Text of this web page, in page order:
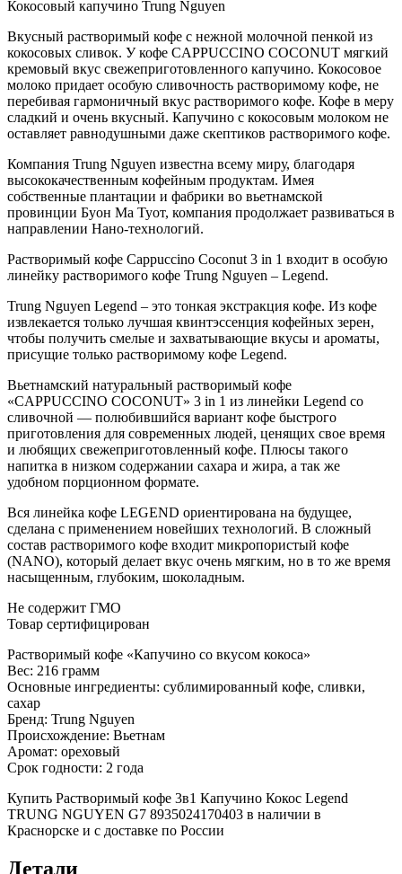
Кокосовый капучино Trung Nguyen
Вкусный растворимый кофе с нежной молочной пенкой из
кокосовых сливок. У кофе CAPPUCCINO COCONUT мягкий
кремовый вкус свежеприготовленного капучино. Кокосовое
молоко придает особую сливочность растворимому кофе, не
перебивая гармоничный вкус растворимого кофе. Кофе в меру
сладкий и очень вкусный. Капучино с кокосовым молоком не
оставляет равнодушными даже скептиков растворимого кофе.
Компания Trung Nguyen известна всему миру, благодаря
высококачественным кофейным продуктам. Имея
собственные плантации и фабрики во вьетнамской
провинции Буон Ма Туот, компания продолжает развиваться в
направлении Нано-технологий.
Растворимый кофе Cappuccino Coconut 3 in 1 входит в особую
линейку растворимого кофе Trung Nguyen – Legend.
Trung Nguyen Legend – это тонкая экстракция кофе. Из кофе
извлекается только лучшая квинтэссенция кофейных зерен,
чтобы получить смелые и захватывающие вкусы и ароматы,
присущие только растворимому кофе Legend.
Вьетнамский натуральный растворимый кофе
«CAPPUCCINO COCONUT» 3 in 1 из линейки Legend со
сливочной — полюбившийся вариант кофе быстрого
приготовления для современных людей, ценящих свое время
и любящих свежеприготовленный кофе. Плюсы такого
напитка в низком содержании сахара и жира, а так же
удобном порционном формате.
Вся линейка кофе LEGEND ориентирована на будущее,
сделана с применением новейших технологий. В сложный
состав растворимого кофе входит микропористый кофе
(NANO), который делает вкус очень мягким, но в то же время
насыщенным, глубоким, шоколадным.
Не содержит ГМО
Товар сертифицирован
Растворимый кофе «Капучино со вкусом кокоса»
Вес: 216 грамм
Основные ингредиенты: сублимированный кофе, сливки,
сахар
Бренд: Trung Nguyen
Происхождение: Вьетнам
Аромат: ореховый
Срок годности: 2 года
Купить Растворимый кофе 3в1 Капучино Кокос Legend
TRUNG NGUYEN G7 8935024170403 в наличии в
Краснорске и с доставке по России
Детали